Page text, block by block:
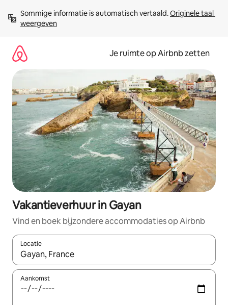
direct
naar
Sommige informatie is automatisch vertaald. Originele taal
weergeven
Je ruimte op Airbnb zetten
Vakantieverhuur in Gayan
Vind en boek bijzondere accommodaties op Airbnb
Locatie
Wanneer er suggesties beschikbaar zijn, maak je een keuze
Aankomst